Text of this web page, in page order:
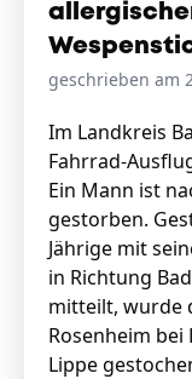
geschrieben am
Im Landkreis
Fahrrad-
Ein Mann ist
gestorben.
Jährige mit
in Richtung
mitteilt, wurde
Rosenheim bei
Lippe